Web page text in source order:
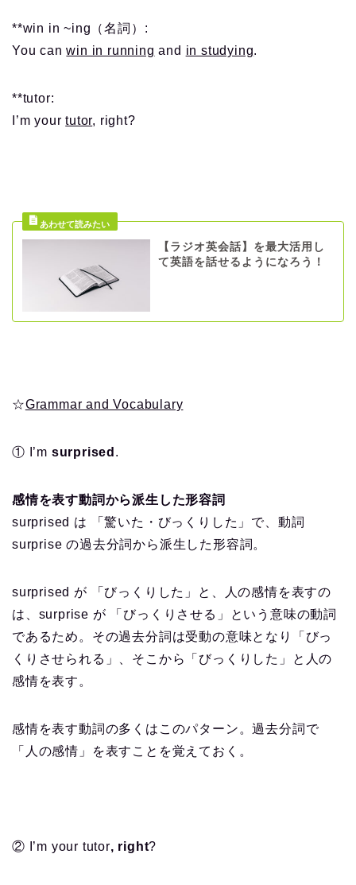
**win in ~ing（名詞）:
You canwin in running and in studying.
**tutor:
I’m yourtutor, right?
【ラジオ英会話】を最大活用し
て英語を話せるようになろう！
☆Grammar and Vocabulary
① I’m surprised .
感情を表す動詞から派生した形容詞
surprised は 「驚いた・びっくりした」で、動詞
surprise の過去分詞から派生した形容詞。
surprised が 「びっくりした」と、人の感情を表すの
は、surprise が 「びっくりさせる」という意味の動詞
であるため。その過去分詞は受動の意味となり「びっ
くりさせられる」、そこから「びっくりした」と人の
感情を表す。
感情を表す動詞の多くはこのパターン。過去分詞で
「人の感情」を表すことを覚えておく。
② I’m your tutor, right?